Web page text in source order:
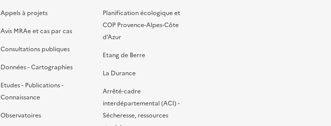
Appels à projets
Avis MRAe et cas par cas
Consultations publiques
Données - Cartographies
Etudes - Publications -
Connaissance
Observatoires
Planification écologique et
COP Provence-Alpes-Côte
d’Azur
Etang de Berre
La Durance
Arrêté-cadre
interdépartemental (ACI) -
Sécheresse, ressources